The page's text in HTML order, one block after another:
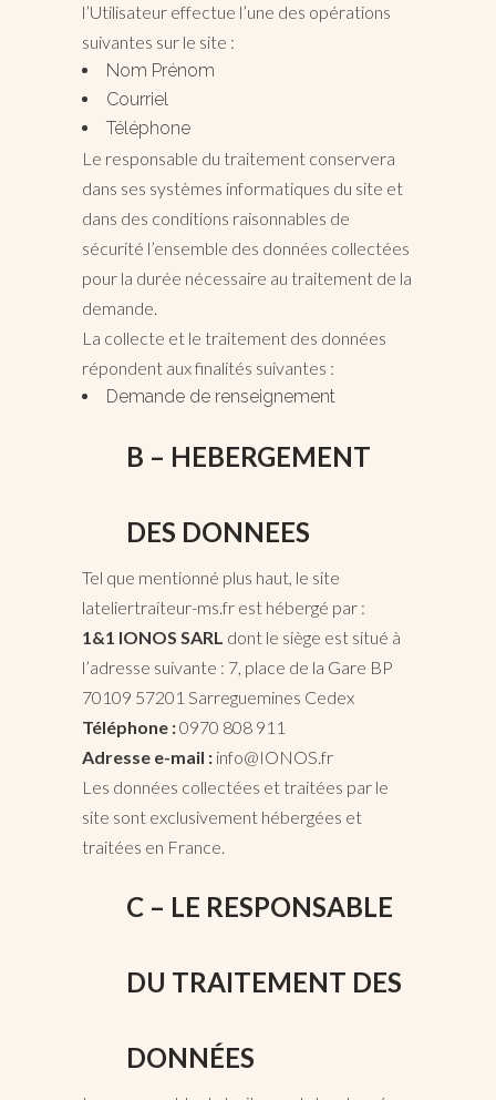
l’Utilisateur effectue l’une des opérations
suivantes sur le site :
Nom Prénom
Courriel
Téléphone
Le responsable du traitement conservera
dans ses systèmes informatiques du site et
dans des conditions raisonnables de
sécurité l’ensemble des données collectées
pour la durée nécessaire au traitement de la
demande.
La collecte et le traitement des données
répondent aux finalités suivantes :
Demande de renseignement
B – HEBERGEMENT
DES DONNEES
Tel que mentionné plus haut, le site
lateliertraiteur-ms.fr est hébergé par :
1&1 IONOS SARL dont le siège est situé à
l’adresse suivante : 7, place de la Gare BP
70109 57201 Sarreguemines Cedex
Téléphone :0970 808 911
Adresse e-mail : info@IONOS.fr
Les données collectées et traitées par le
site sont exclusivement hébergées et
traitées en France.
C – LE RESPONSABLE
DU TRAITEMENT DES
DONNÉES